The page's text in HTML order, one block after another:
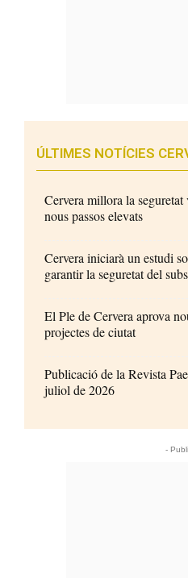
ÚLTIMES NOTÍCIES
Cervera millora la seguretat
nous passos elevats
Cervera iniciarà un estudi
garantir la seguretat del
El Ple de Cervera aprova
projectes de ciutat
Publicació de la Revista
juliol de 2026
-